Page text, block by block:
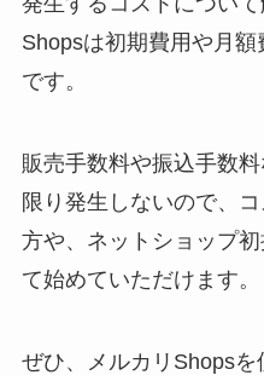
Shopsは初期費用や月
です。
販売手数料や振込手数
限り発生しないので、
方や、ネットショップ
て始めていただけます。
ぜひ、メルカリShops